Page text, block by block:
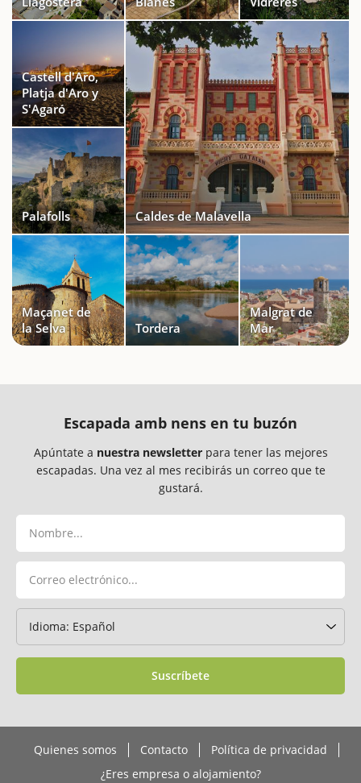
Castell d'Aro,
Platja d'Aro y
S'Agaró
Palafolls Caldes de Malavella
Maçanet de
la Selva
Tordera
Malgrat de
Mar
Escapada amb nens en tu buzón
Apúntate a nuestra newsletterpara tener las mejores
escapadas. Una vez al mes recibirás un correo que te
gustará.
Suscríbete
Quienes somos Contacto
Política de privacidad
¿Eres empresa o alojamiento?